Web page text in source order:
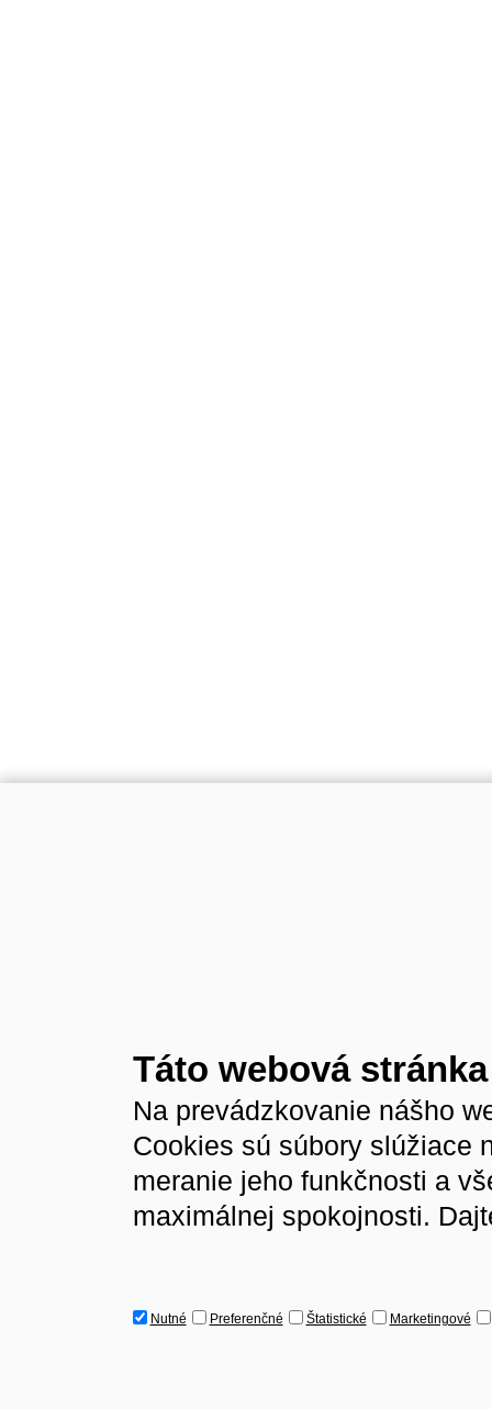
Táto webová
Na prevádzkovanie nášho
Cookies sú súbory slúžiace
meranie jeho funkčnosti a
maximálnej spokojnosti.
Nutné Preferenčné Štatistické Marketingové